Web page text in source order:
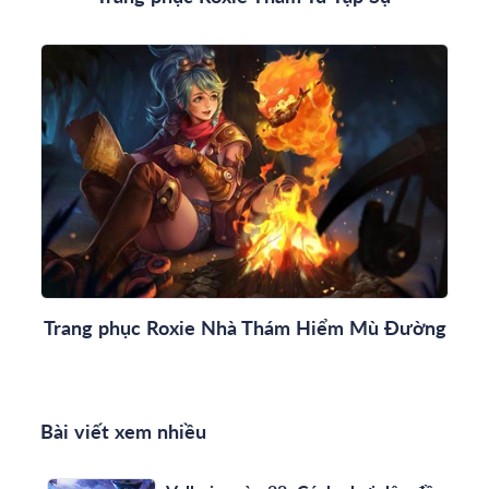
Trang phục Roxie Nhà Thám Hiểm Mù Đường
Bài viết xem nhiều